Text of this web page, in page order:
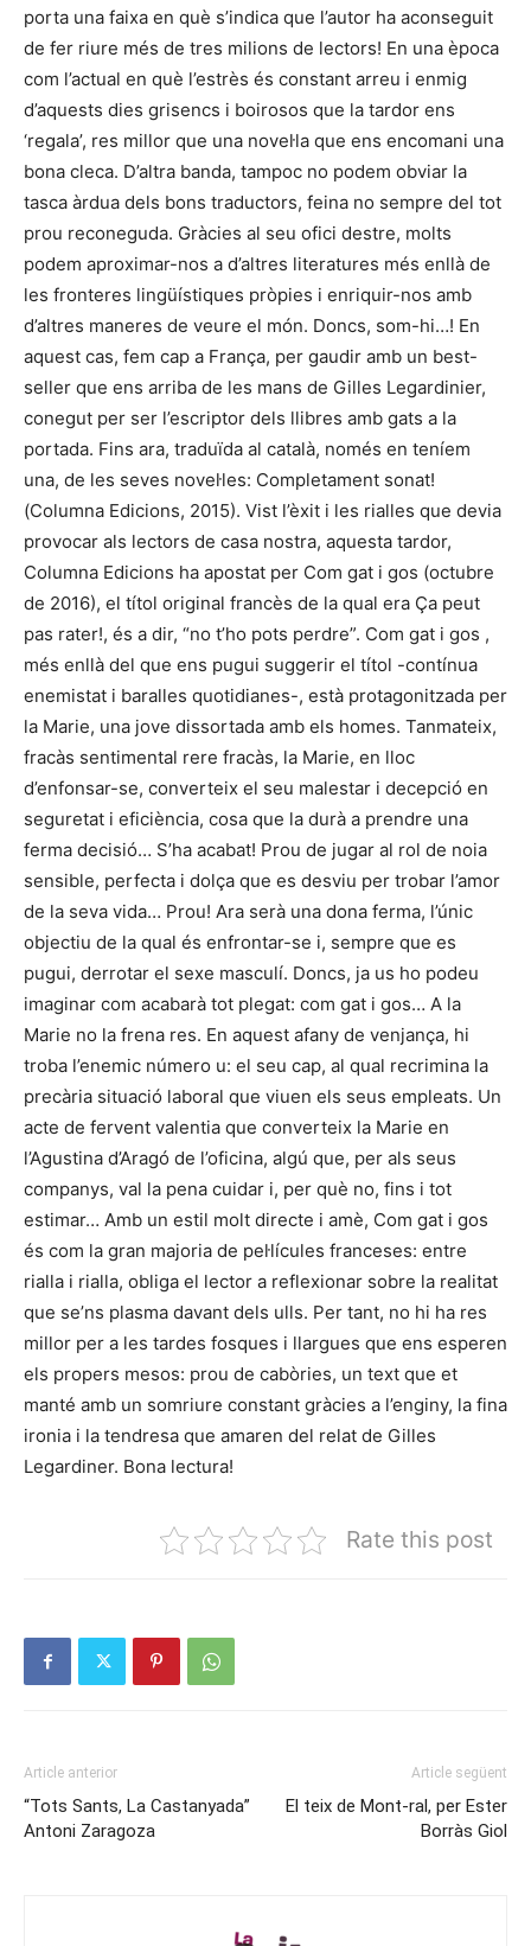
porta una faixa en què s’indica que l’autor ha aconseguit
de fer riure més de tres milions de lectors! En una època
com l’actual en què l’estrès és constant arreu i enmig
d’aquests dies grisencs i boirosos que la tardor ens
‘regala’, res millor que una novel·la que ens encomani una
bona cleca. D’altra banda, tampoc no podem obviar la
tasca àrdua dels bons traductors, feina no sempre del tot
prou reconeguda. Gràcies al seu ofici destre, molts
podem aproximar-nos a d’altres literatures més enllà de
les fronteres lingüístiques pròpies i enriquir-nos amb
d’altres maneres de veure el món. Doncs, som-hi…! En
aquest cas, fem cap a França, per gaudir amb un best-
seller que ens arriba de les mans de Gilles Legardinier,
conegut per ser l’escriptor dels llibres amb gats a la
portada. Fins ara, traduïda al català, només en teníem
una, de les seves novel·les: Completament sonat!
(Columna Edicions, 2015). Vist l’èxit i les rialles que devia
provocar als lectors de casa nostra, aquesta tardor,
Columna Edicions ha apostat per Com gat i gos (octubre
de 2016), el títol original francès de la qual era Ça peut
pas rater!, és a dir, “no t’ho pots perdre”. Com gat i gos ,
més enllà del que ens pugui suggerir el títol -contínua
enemistat i baralles quotidianes-, està protagonitzada per
la Marie, una jove dissortada amb els homes. Tanmateix,
fracàs sentimental rere fracàs, la Marie, en lloc
d’enfonsar-se, converteix el seu malestar i decepció en
seguretat i eficiència, cosa que la durà a prendre una
ferma decisió… S’ha acabat! Prou de jugar al rol de noia
sensible, perfecta i dolça que es desviu per trobar l’amor
de la seva vida… Prou! Ara serà una dona ferma, l’únic
objectiu de la qual és enfrontar-se i, sempre que es
pugui, derrotar el sexe masculí. Doncs, ja us ho podeu
imaginar com acabarà tot plegat: com gat i gos… A la
Marie no la frena res. En aquest afany de venjança, hi
troba l’enemic número u: el seu cap, al qual recrimina la
precària situació laboral que viuen els seus empleats. Un
acte de fervent valentia que converteix la Marie en
l’Agustina d’Aragó de l’oficina, algú que, per als seus
companys, val la pena cuidar i, per què no, fins i tot
estimar… Amb un estil molt directe i amè, Com gat i gos
és com la gran majoria de pel·lícules franceses: entre
rialla i rialla, obliga el lector a reflexionar sobre la realitat
que se’ns plasma davant dels ulls. Per tant, no hi ha res
millor per a les tardes fosques i llargues que ens esperen
els propers mesos: prou de cabòries, un text que et
manté amb un somriure constant gràcies a l’enginy, la fina
ironia i la tendresa que amaren del relat de Gilles
Legardiner. Bona lectura!
Rate this post
Article anterior
“Tots Sants, La Castanyada”
Antoni Zaragoza
Article següent
El teix de Mont-ral, per Ester
Borràs Giol